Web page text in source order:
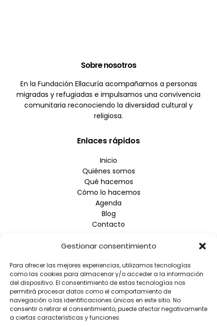
Gestionar consentimiento
Para ofrecer las mejores experiencias, utilizamos tecnologías
como las cookies para almacenar y/o acceder a la información
del dispositivo. El consentimiento de estas tecnologías nos
permitirá procesar datos como el comportamiento de
navegación o las identificaciones únicas en este sitio. No
consentir o retirar el consentimiento, puede afectar negativamente
a ciertas características y funciones.
Sobre nosotros
En la Fundación Ellacuría acompañamos a personas
migradas y refugiadas e impulsamos una convivencia
comunitaria reconociendo la diversidad cultural y
religiosa.
Enlaces rápidos
Inicio
Quiénes somos
Qué hacemos
Cómo lo hacemos
Agenda
Blog
Contacto
Empresa
Aviso Legal
Política de Privacidad
Política de Cookies
Información de contacto